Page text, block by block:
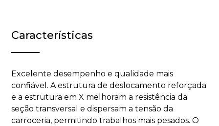
Características
Excelente desempenho e qualidade mais
confiável. A estrutura de deslocamento reforçada
e a estrutura em X melhoram a resistência da
seção transversal e dispersam a tensão da
carroceria, permitindo trabalhos mais pesados. O